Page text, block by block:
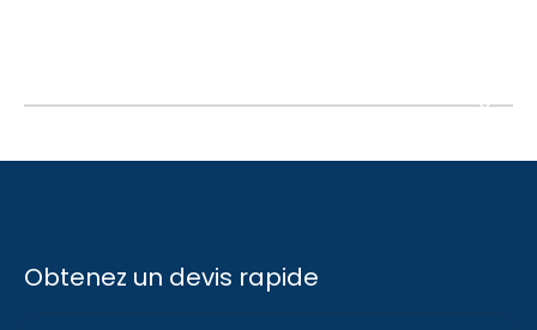
Obtenez un devis rapide